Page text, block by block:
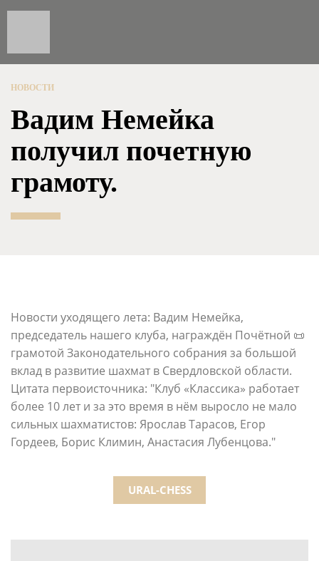
НОВОСТИ
Вадим Немейка
получил почетную
грамоту.
Новости уходящего лета: Вадим Немейка,
председатель нашего клуба, награждён Почётной 📜
грамотой Законодательного собрания за большой
вклад в развитие шахмат в Свердловской области.
Цитата первоисточника: "Клуб «Классика» работает
более 10 лет и за это время в нём выросло не мало
сильных шахматистов: Ярослав Тарасов, Егор
Гордеев, Борис Климин, Анастасия Лубенцова."
URAL-CHESS